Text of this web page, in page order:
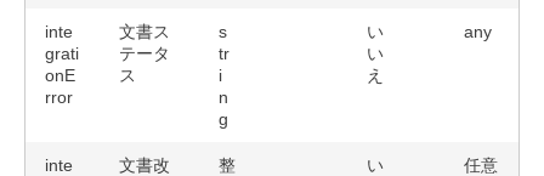
inte
grati
onE
rror
文書ス
テータ
ス
s
tr
i
n
g
い
い
え
any
inte
文書改
整
い
任意